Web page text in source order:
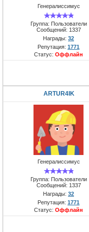
Генералиссимус
Группа: Пользователи
Сообщений: 1337
Награды: 32
Репутация: 1771
Статус: Оффлайн
ARTUR4IK
Генералиссимус
Группа: Пользователи
Сообщений: 1337
Награды: 32
Репутация: 1771
Статус: Оффлайн